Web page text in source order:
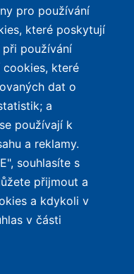
užívání a
osobních údajů
Point
stránek
pro používání
které poskytují
používání
které
dat o
a
používají k
a reklamy.
souhlasíte s
přijmout a
a kdykoli v
v části